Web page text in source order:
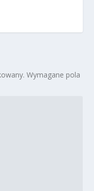
Wymagane pola